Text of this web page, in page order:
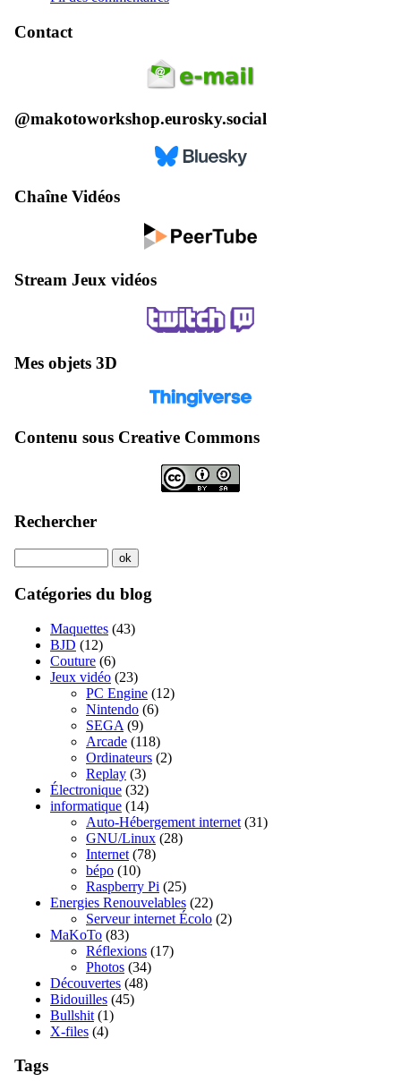
Contact
@makotoworkshop.eurosky.social
Chaîne Vidéos
Stream Jeux vidéos
Mes objets 3D
Contenu sous Creative Commons
Rechercher
Catégories du blog
Maquettes (43)
BJD (12)
Couture (6)
Jeux vidéo (23)
PC Engine (12)
Nintendo (6)
SEGA (9)
Arcade (118)
Ordinateurs (2)
Replay (3)
Électronique (32)
informatique (14)
Auto-Hébergement internet (31)
GNU/Linux (28)
Internet (78)
bépo (10)
Raspberry Pi (25)
Energies Renouvelables (22)
Serveur internet Écolo (2)
MaKoTo (83)
Réflexions (17)
Photos (34)
Découvertes (48)
Bidouilles (45)
Bullshit (1)
X-files (4)
Tags